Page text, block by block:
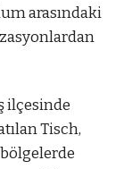
arasındaki
ilçesinde
Tisch,